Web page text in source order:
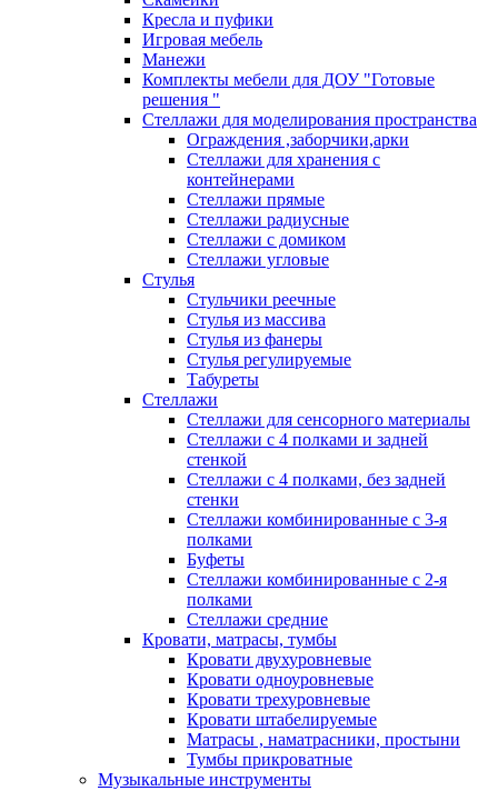
Кресла и пуфики
Игровая мебель
Манежи
Комплекты мебели для ДОУ "Готовые
решения "
Стеллажи для моделирования пространства
Ограждения ,заборчики,арки
Стеллажи для хранения с
контейнерами
Стеллажи прямые
Стеллажи радиусные
Стеллажи с домиком
Стеллажи угловые
Стулья
Стульчики реечные
Стулья из массива
Стулья из фанеры
Стулья регулируемые
Табуреты
Стеллажи
Стеллажи для сенсорного материалы
Стеллажи с 4 полками и задней
стенкой
Стеллажи с 4 полками, без задней
стенки
Стеллажи комбинированные с 3-я
полками
Буфеты
Стеллажи комбинированные с 2-я
полками
Стеллажи средние
Кровати, матрасы, тумбы
Кровати двухуровневые
Кровати одноуровневые
Кровати трехуровневые
Кровати штабелируемые
Матрасы , наматрасники, простыни
Тумбы прикроватные
Музыкальные инструменты